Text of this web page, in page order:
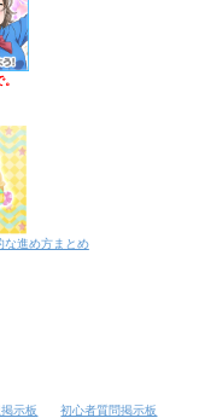
な進め方まとめ
示板 初心者質問掲示板